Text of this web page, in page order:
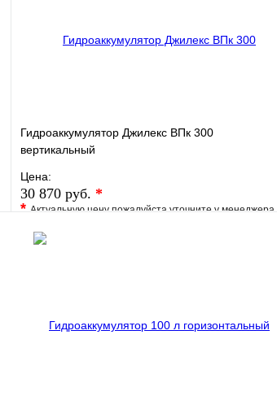
Гидроаккумулятор Джилекс ВПк 300
вертикальный
Цена:
30 870 руб. *
*Актуальную цену пожалуйста уточните у менеджера
В избранное